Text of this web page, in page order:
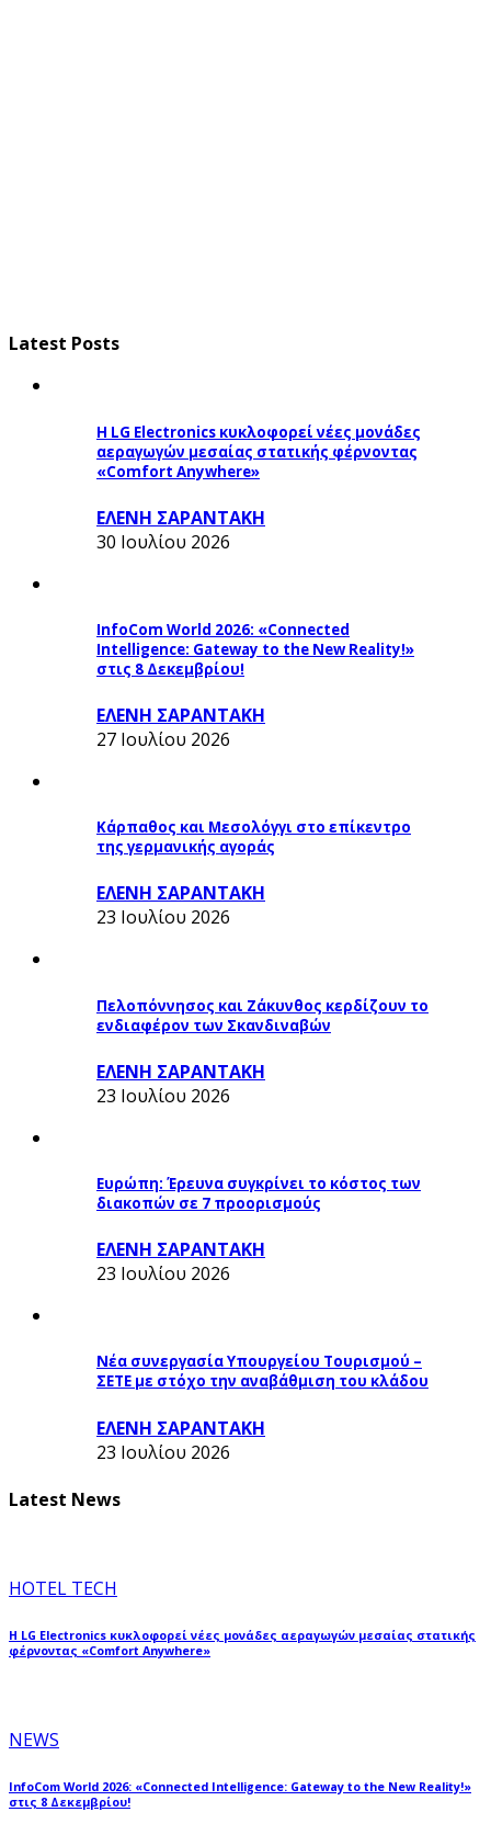
Latest Posts
Η LG Electronics κυκλοφορεί νέες μονάδες
αεραγωγών μεσαίας στατικής φέρνοντας
«Comfort Anywhere»
ΕΛΕΝΗ ΣΑΡΑΝΤΑΚΗ
30 Ιουλίου 2026
InfoCom World 2026: «Connected
Intelligence: Gateway to the New Reality!»
στις 8 Δεκεμβρίου!
ΕΛΕΝΗ ΣΑΡΑΝΤΑΚΗ
27 Ιουλίου 2026
Κάρπαθος και Μεσολόγγι στο επίκεντρο
της γερμανικής αγοράς
ΕΛΕΝΗ ΣΑΡΑΝΤΑΚΗ
23 Ιουλίου 2026
Πελοπόννησος και Ζάκυνθος κερδίζουν το
ενδιαφέρον των Σκανδιναβών
ΕΛΕΝΗ ΣΑΡΑΝΤΑΚΗ
23 Ιουλίου 2026
Ευρώπη: Έρευνα συγκρίνει το κόστος των
διακοπών σε 7 προορισμούς
ΕΛΕΝΗ ΣΑΡΑΝΤΑΚΗ
23 Ιουλίου 2026
Νέα συνεργασία Υπουργείου Τουρισμού –
ΣΕΤΕ με στόχο την αναβάθμιση του κλάδου
ΕΛΕΝΗ ΣΑΡΑΝΤΑΚΗ
23 Ιουλίου 2026
Latest News
HOTEL TECH
Η LG Electronics κυκλοφορεί νέες μονάδες αεραγωγών μεσαίας στατικής
φέρνοντας «Comfort Anywhere»
NEWS
InfoCom World 2026: «Connected Intelligence: Gateway to the New Reality!»
στις 8 Δεκεμβρίου!